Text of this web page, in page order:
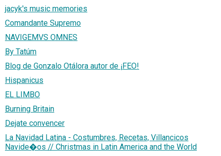
jacyk's music memories
Comandante Supremo
NAVIGEMVS OMNES
By Tatúm
Blog de Gonzalo Otálora autor de ¡FEO!
Hispanicus
EL LIMBO
Burning Britain
Dejate convencer
La Navidad Latina - Costumbres, Recetas, Villancicos
Navide�os // Christmas in Latin America and the World